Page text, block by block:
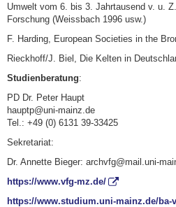
Umwelt vom 6. bis 3. Jahrtausend v. u.
Forschung (Weissbach 1996 usw.)
F. Harding, European Societies in the
Rieckhoff/J. Biel, Die Kelten in
Studienberatung:
PD Dr. Peter Haupt
hauptp@uni-mainz.de
Tel.: +49 (0) 6131 39-33425
Sekretariat:
Dr. Annette Bieger: archvfg@mail.uni-
https://www.vfg-mz.de/
https://www.studium.uni-mainz.de/